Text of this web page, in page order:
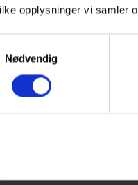
opplysninger vi samler
Nødvendig